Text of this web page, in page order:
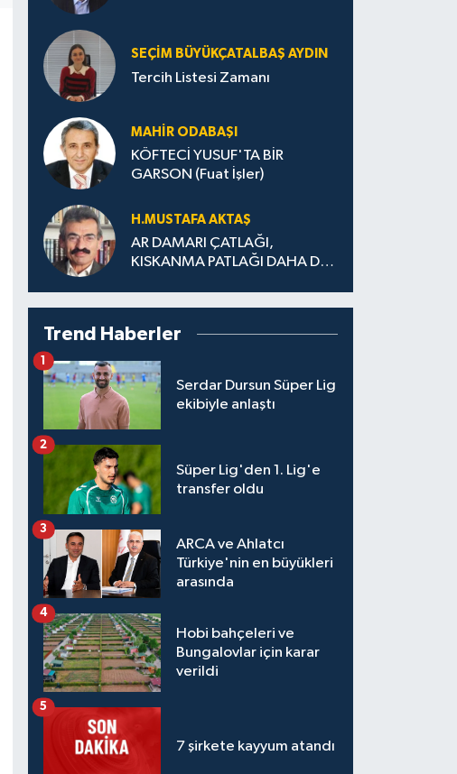
SEÇIM BÜYÜKÇATALBAŞ AYDIN
Tercih Listesi Zamanı
MAHIR ODABAŞI
KÖFTECİ YUSUF'TA BİR
GARSON (Fuat İşler)
H.MUS­TA­FA AK­TAŞ
AR DAMARI ÇATLAĞI,
KISKANMA PATLAĞI DAHA DA
Trend Haberler
Serdar Dursun Süper Lig
ekibiyle anlaştı
1
Süper Lig'den 1. Lig'e
transfer oldu
2
ARCA ve Ahlatcı
Türkiye'nin en büyükleri
arasında
3
Hobi bahçeleri ve
Bungalovlar için karar
verildi
4
7 şirkete kayyum atandı
5